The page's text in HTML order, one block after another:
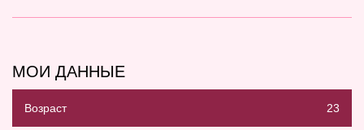
МОИ ДАННЫЕ
Возраст 23